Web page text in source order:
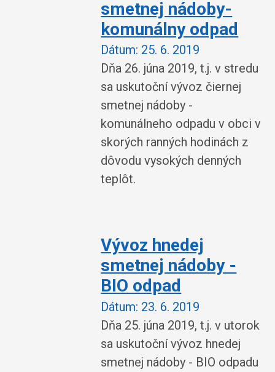
smetnej nádoby-
komunálny odpad
Dátum: 25. 6. 2019
Dňa 26. júna 2019, t.j. v stredu
sa uskutoční vývoz čiernej
smetnej nádoby -
komunálneho odpadu v obci v
skorých ranných hodinách z
dôvodu vysokých denných
teplôt.
Vývoz hnedej
smetnej nádoby -
BIO odpad
Dátum: 23. 6. 2019
Dňa 25. júna 2019, t.j. v utorok
sa uskutoční vývoz hnedej
smetnej nádoby - BIO odpadu